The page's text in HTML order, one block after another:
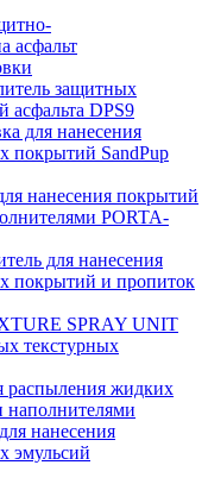
асфальт
защитных
асфальта DPS9
для нанесения
покрытий SandPup
нанесения покрытий
PORTA-
для нанесения
покрытий и пропиток
SPRAY UNIT
текстурных
распыления жидких
нанесения
эмульсий